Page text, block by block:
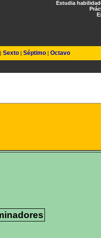
Estudia
| Sexto | Séptimo | Octavo